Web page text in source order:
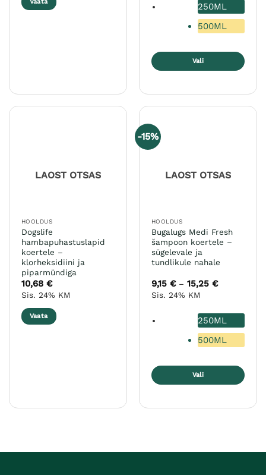
250ML
500ML
Vali
varianti.
Valikuid
saab
tootelehel.
LAOST OTSAS
HOOLDUS
Dogslife
hambapuhastuslapid
koertele –
klorheksidiini ja
piparmündiga
10,68 €
Sis. 24% KM
Vaata
-15%
LAOST OTSAS
HOOLDUS
Bugalugs Medi Fresh
šampoon koertele –
sügelevale ja
tundlikule nahale
9,15 € – 15,25 €
Sis. 24% KM
250ML
500ML
Vali
Valikuid